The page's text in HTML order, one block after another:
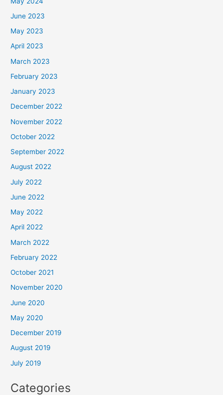
June 2023
May 2023
April 2023
March 2023
February 2023
January 2023
December 2022
November 2022
October 2022
September 2022
August 2022
July 2022
June 2022
May 2022
April 2022
March 2022
February 2022
October 2021
November 2020
June 2020
May 2020
December 2019
August 2019
July 2019
Categories